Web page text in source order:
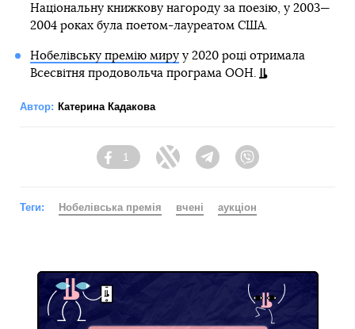
Національну книжкову нагороду за поезію, у 2003—
2004 роках була поетом-лауреатом США.
Нобелівську премію мируу 2020 році отримала
Всесвітня продовольча програма ООН.
Автор: Катерина Кадакова
Facebook
1
Twitter TelegramViber
Теги: Нобелівська премія вчені аукціон